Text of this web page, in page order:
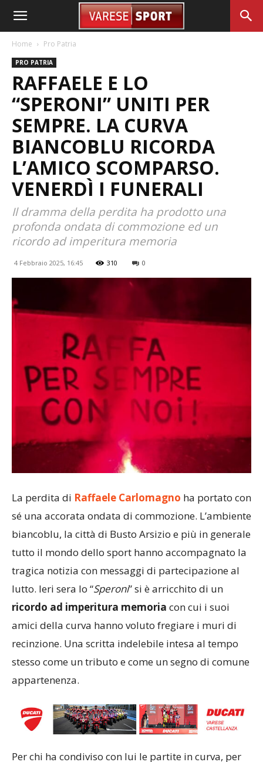
Home Pro Patria
PRO PATRIA
RAFFAELE E LO
“SPERONI” UNITI PER
SEMPRE. LA CURVA
BIANCOBLU RICORDA
L’AMICO SCOMPARSO.
VENERDÌ I FUNERALI
Il dramma della perdita ha prodotto una
profonda ondata di commozione ed un
ricordo ad imperitura memoria
4 Febbraio 2025, 16:45 310 0
La perdita di Raffaele Carlomagno ha portato con
sé una accorata ondata di commozione. L’ambiente
biancoblu, la città di Busto Arsizio e più in generale
tutto il mondo dello sport hanno accompagnato la
tragica notizia con messaggi di partecipazione al
lutto. Ieri sera lo “Speroni” si è arricchito di un
ricordo ad imperitura memoria con cui i suoi
amici della curva hanno voluto fregiare i muri di
recinzione. Una scritta indelebile intesa al tempo
stesso come un tributo e come un segno di comune
appartenenza.
Per chi ha condiviso con lui le partite in curva, per